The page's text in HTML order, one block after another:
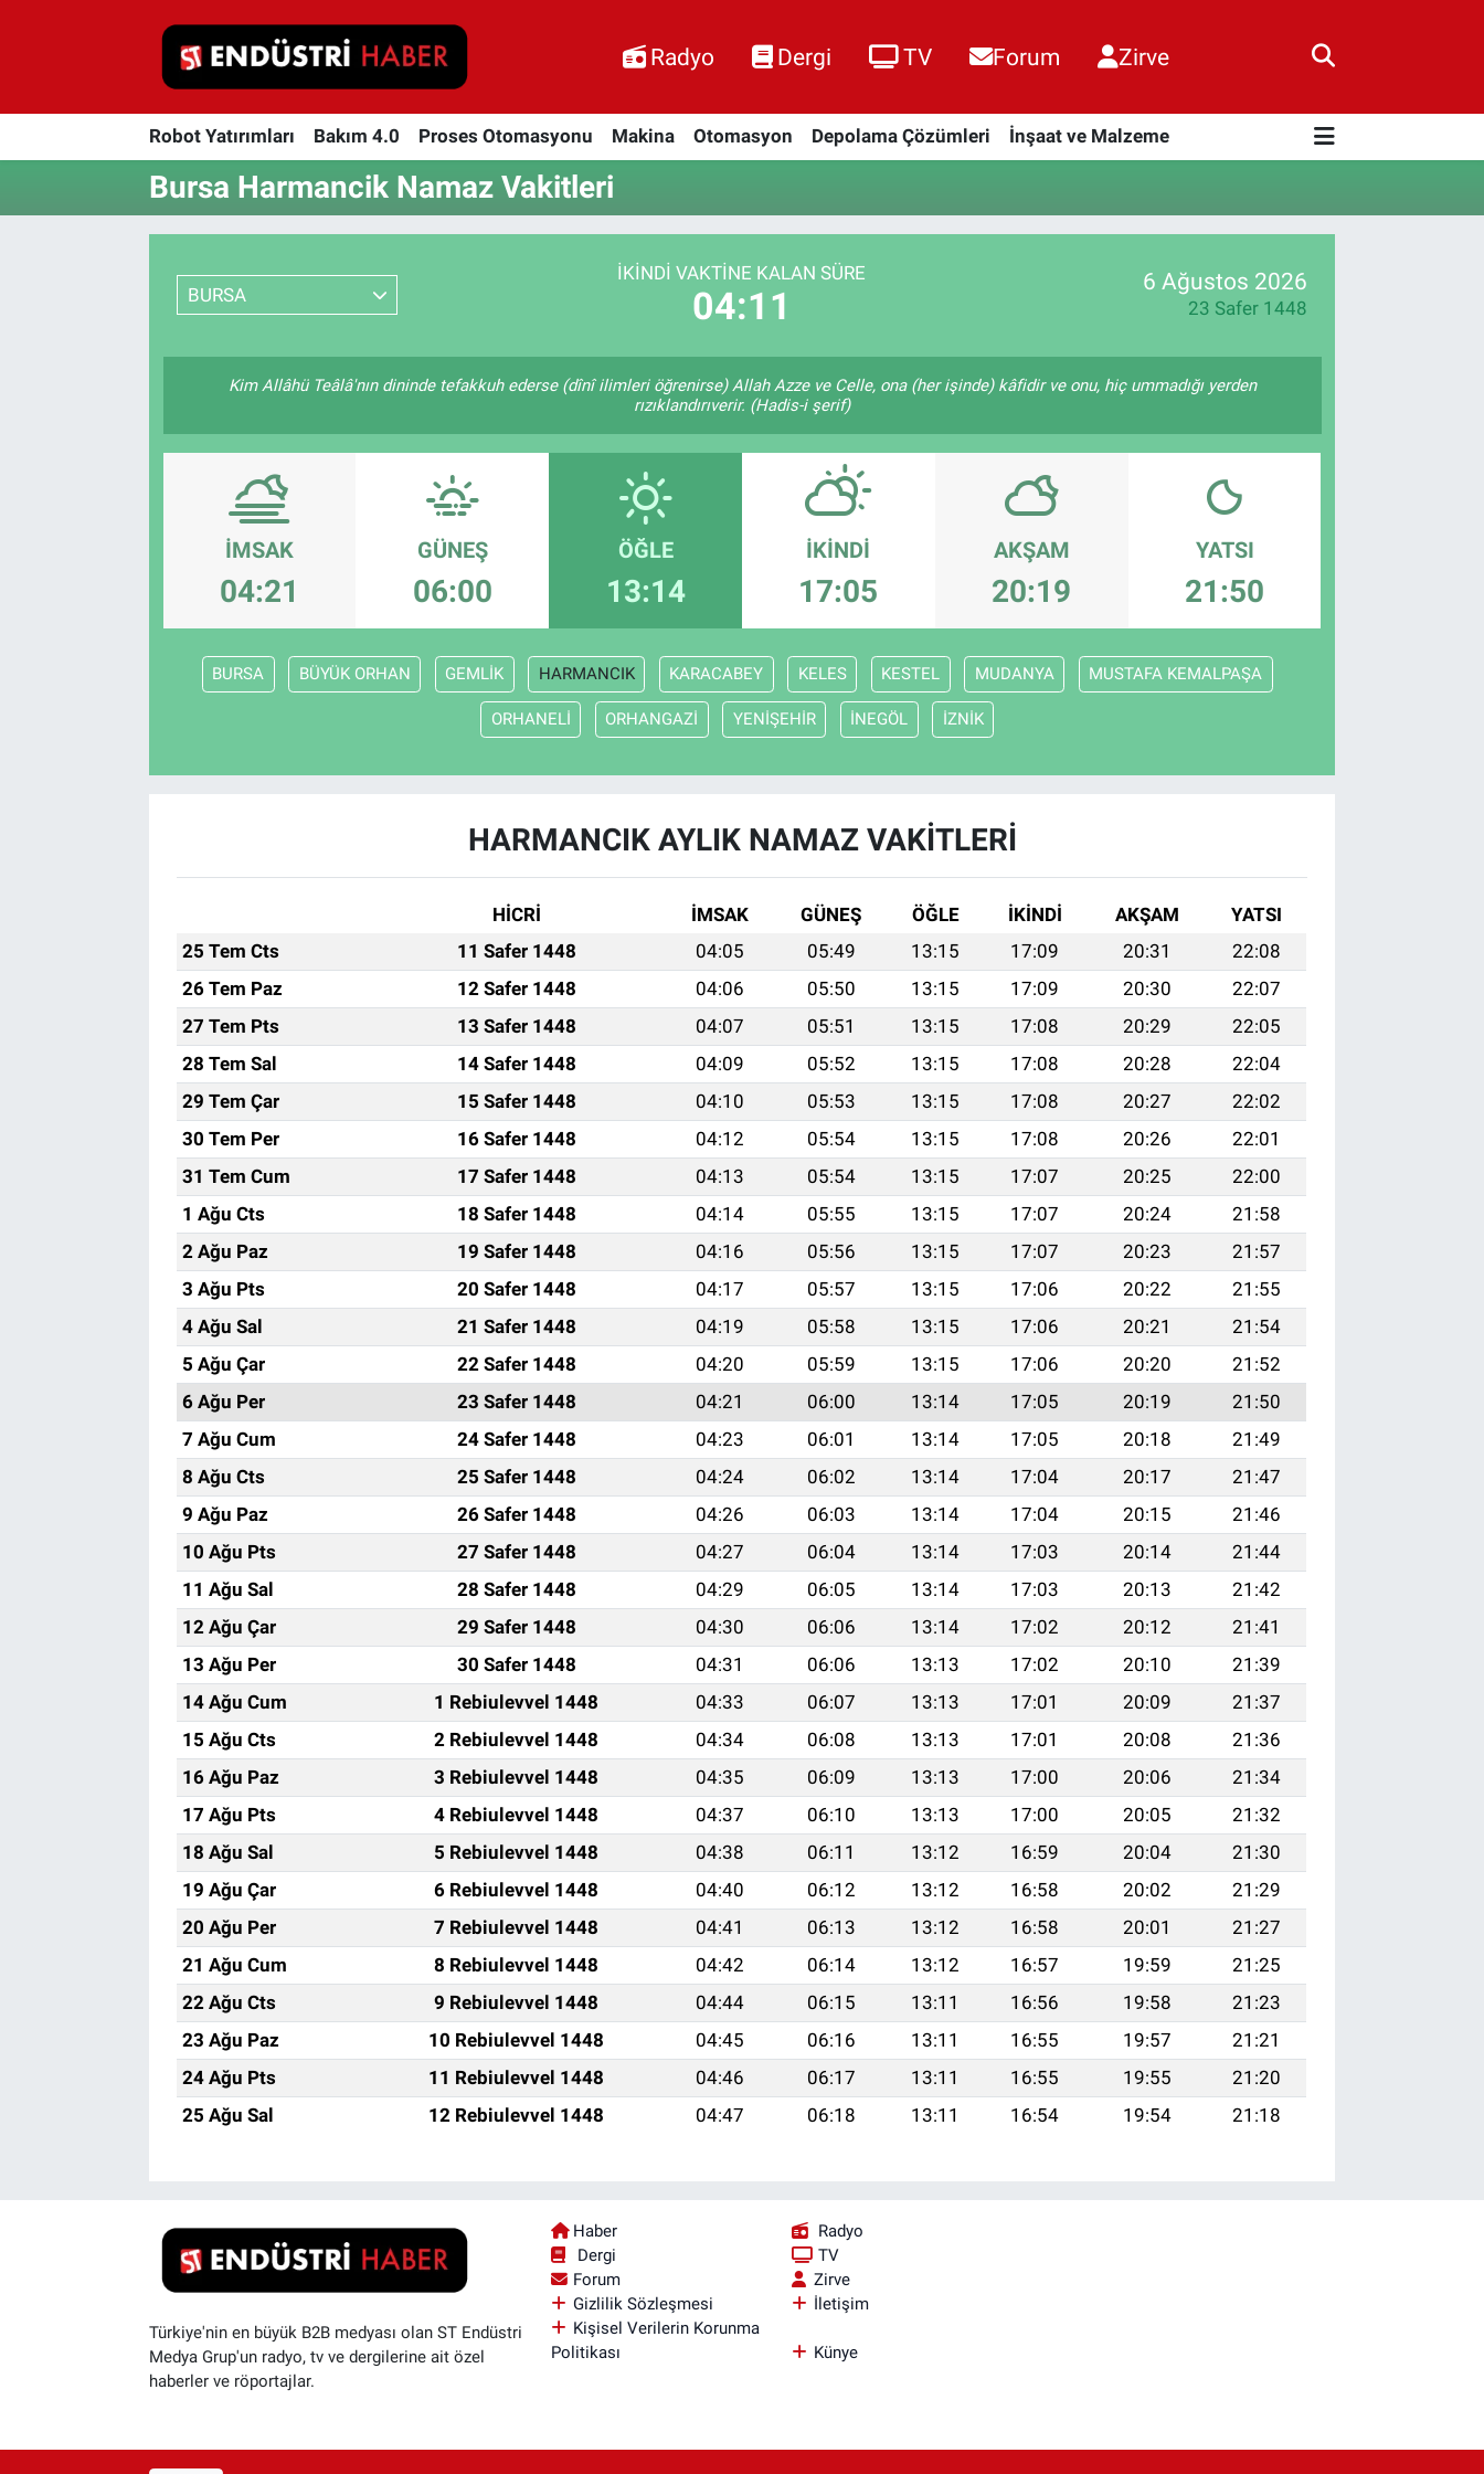
Radyo Dergi TV Forum Zirve
Robot Yatırımları Bakım 4.0 Proses Otomasyonu Makina Otomasyon Depolama Çözümleri İnşaat ve Malzeme
Bursa Harmancik Namaz Vakitleri
BURSA
İKINDI VAKTINE KALAN SÜRE
04:10
6 Ağustos 2026
23 Safer 1448
Kim Allâhü Teâlâ'nın dininde tefakkuh ederse (dînî ilimleri öğrenirse) Allah Azze ve Celle, ona (her işinde) kâfidir ve onu, hiç ummadığı yerden
rızıklandırıverir. (Hadis-i şerif)
İMSAK
04:21
GÜNEŞ
06:00
ÖĞLE
13:14
İKINDI
17:05
AKŞAM
20:19
YATSI
21:50
BURSA BÜYÜK ORHAN GEMLİK HARMANCIK KARACABEY KELES KESTEL MUDANYA MUSTAFA KEMALPAŞA
ORHANELİ ORHANGAZİ YENİŞEHİR İNEGÖL İZNİK
HARMANCIK AYLIK NAMAZ VAKITLERI
HİCRİ İMSAK GÜNEŞ ÖĞLE İKINDI AKŞAM
YATSI
25 Tem Cts
11 Safer 1448 04:05 05:49 13:15 17:09 20:31
22:08
26 Tem Paz
12 Safer 1448 04:06 05:50 13:15 17:09 20:30
22:07
27 Tem Pts
13 Safer 1448 04:07 05:51 13:15 17:08 20:29
22:05
28 Tem Sal
14 Safer 1448 04:09 05:52 13:15 17:08 20:28
22:04
29 Tem Çar
15 Safer 1448 04:10 05:53 13:15 17:08 20:27
22:02
30 Tem Per
16 Safer 1448 04:12 05:54 13:15 17:08 20:26
22:01
31 Tem Cum
17 Safer 1448 04:13 05:54 13:15 17:07 20:25
22:00
1 Ağu Cts
18 Safer 1448 04:14 05:55 13:15 17:07 20:24
21:58
2 Ağu Paz
19 Safer 1448 04:16 05:56 13:15 17:07 20:23
21:57
3 Ağu Pts
20 Safer 1448 04:17 05:57 13:15 17:06 20:22
21:55
4 Ağu Sal
21 Safer 1448 04:19 05:58 13:15 17:06 20:21
21:54
5 Ağu Çar
22 Safer 1448 04:20 05:59 13:15 17:06 20:20
21:52
6 Ağu Per
23 Safer 1448 04:21 06:00 13:14 17:05 20:19
21:50
7 Ağu Cum
24 Safer 1448 04:23 06:01 13:14 17:05 20:18
21:49
8 Ağu Cts
25 Safer 1448 04:24 06:02 13:14 17:04 20:17
21:47
9 Ağu Paz
26 Safer 1448 04:26 06:03 13:14 17:04 20:15
21:46
10 Ağu Pts
27 Safer 1448 04:27 06:04 13:14 17:03 20:14
21:44
11 Ağu Sal
28 Safer 1448 04:29 06:05 13:14 17:03 20:13
21:42
12 Ağu Çar
29 Safer 1448 04:30 06:06 13:14 17:02 20:12
21:41
13 Ağu Per
30 Safer 1448 04:31 06:06 13:13 17:02 20:10
21:39
14 Ağu Cum
1 Rebiulevvel 1448 04:33 06:07 13:13 17:01 20:09
21:37
15 Ağu Cts
2 Rebiulevvel 1448 04:34 06:08 13:13 17:01 20:08
21:36
16 Ağu Paz
3 Rebiulevvel 1448 04:35 06:09 13:13 17:00 20:06
21:34
17 Ağu Pts
4 Rebiulevvel 1448 04:37 06:10 13:13 17:00 20:05
21:32
18 Ağu Sal
5 Rebiulevvel 1448 04:38 06:11 13:12 16:59 20:04
21:30
19 Ağu Çar
6 Rebiulevvel 1448 04:40 06:12 13:12 16:58 20:02
21:29
20 Ağu Per
7 Rebiulevvel 1448 04:41 06:13 13:12 16:58 20:01
21:27
21 Ağu Cum
8 Rebiulevvel 1448 04:42 06:14 13:12 16:57 19:59
21:25
22 Ağu Cts
9 Rebiulevvel 1448 04:44 06:15 13:11 16:56 19:58
21:23
23 Ağu Paz
10 Rebiulevvel 1448 04:45 06:16 13:11 16:55 19:57
21:21
24 Ağu Pts
11 Rebiulevvel 1448 04:46 06:17 13:11 16:55 19:55
21:20
25 Ağu Sal
12 Rebiulevvel 1448 04:47 06:18 13:11 16:54 19:54 21:18
Türkiye'nin en büyük B2B medyası olan ST Endüstri
Medya Grup'un radyo, tv ve dergilerine ait özel
haberler ve röportajlar.
Haber
Radyo
Dergi
TV
Forum
Zirve
Gizlilik Sözleşmesi
İletişim
Kişisel Verilerin Korunma
Politikası
Künye
Robot Yatırımları
Proses Otomasyonu
Enerjisini Üreten Fabrikalar